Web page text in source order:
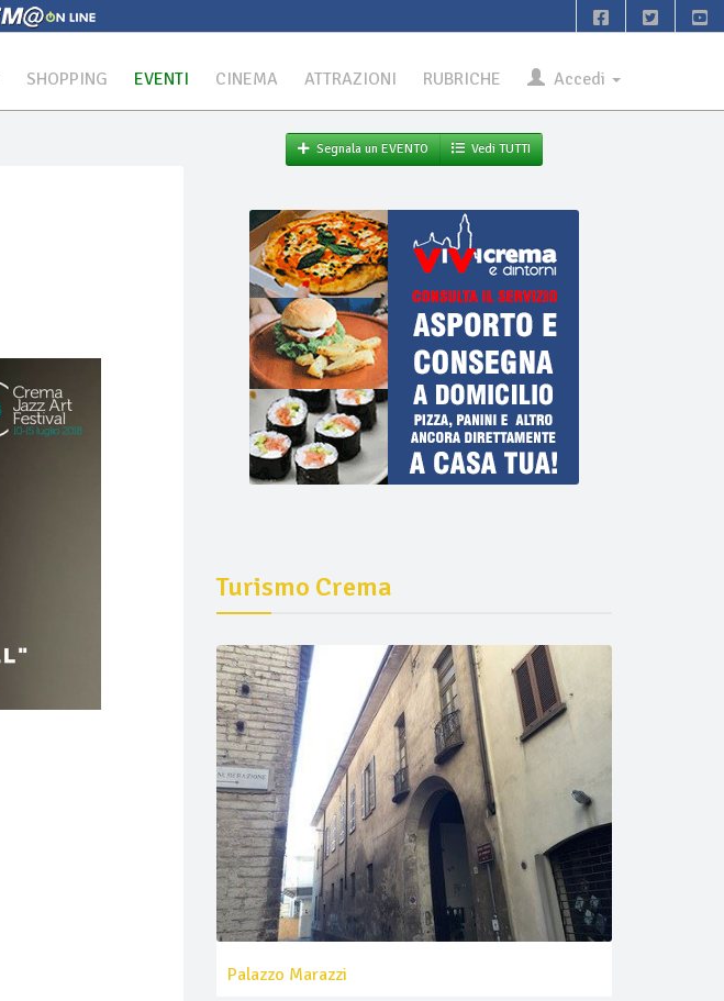
SHOPPING EVENTI CINEMA ATTRAZIONI RUBRICHE Accedi
Segnala un EVENTO Vedi TUTTI
Turismo Crema
Palazzo Marazzi